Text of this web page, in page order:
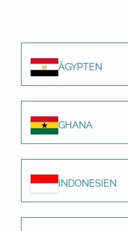
ÄGYPTEN
GHANA
INDONESIEN